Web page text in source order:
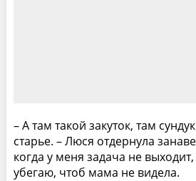
– А там такой закуток, там
старье. – Люся отдернула
когда у меня задача не
убегаю, чтоб мама не видела.